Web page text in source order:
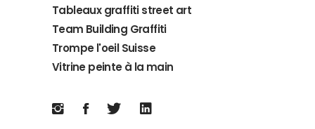
Tableaux graffiti street art
Team Building Graffiti
Trompe l'oeil Suisse
Vitrine peinte à la main